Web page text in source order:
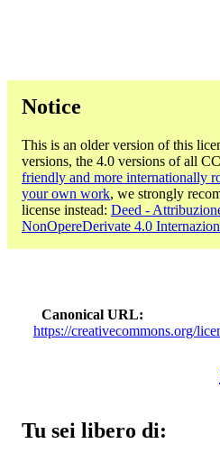
Notice
This is an older version of this
versions, the 4.0 versions of all
friendly and more internationally
your own work, we strongly
license instead: Deed -
NonOpereDerivate 4.0
Canonical URL
https://creativecommons.org/
Tu sei libero di: